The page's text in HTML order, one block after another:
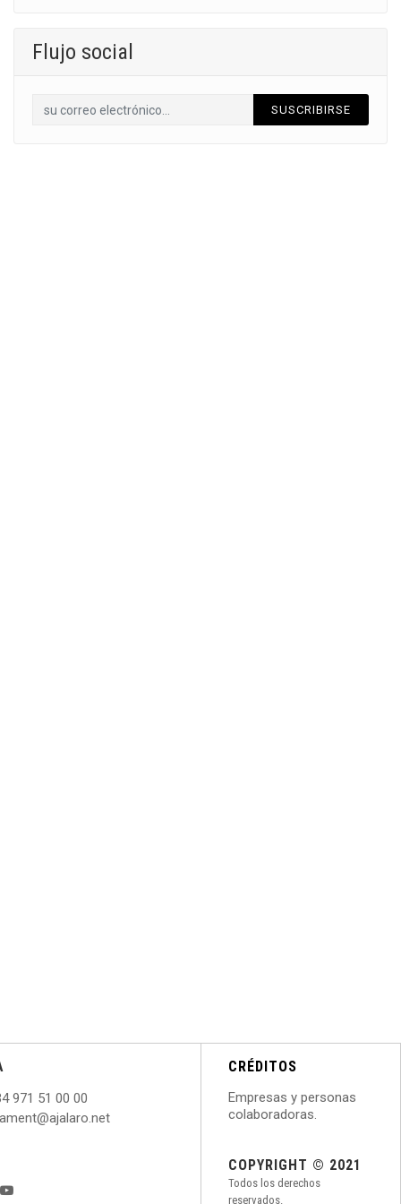
Flujo social
SUSCRIBIRSE
971 51 00 00
CRÉDITOS
Empresas y personas
colaboradoras.
COPYRIGHT © 2021
Todos los derechos
reservados.